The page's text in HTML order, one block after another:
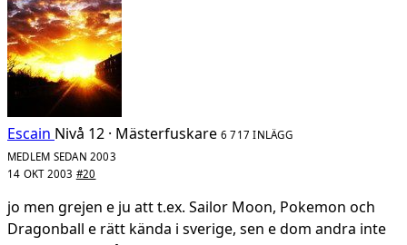
Escain Nivå 12 · Mästerfuskare 6 717 INLÄGG
MEDLEM SEDAN 2003
14 OKT 2003 #20
jo men grejen e ju att t.ex. Sailor Moon, Pokemon och
Dragonball e rätt kända i sverige, sen e dom andra inte